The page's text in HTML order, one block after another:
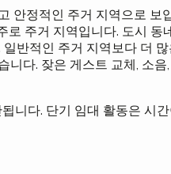
안정적인 주거 지역으로
로 주거 지역입니다. 도시 동
반적인 주거 지역보다 더
니다. 잦은 게스트 교체, 소
다. 단기 임대 활동은 시